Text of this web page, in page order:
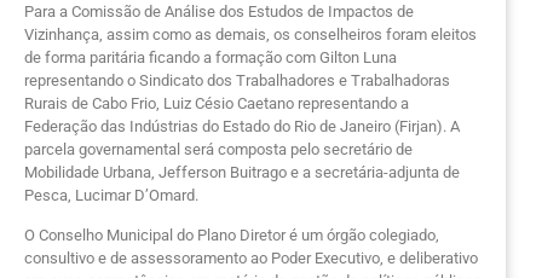
Para a Comissão de Análise dos Estudos de Impactos de
Vizinhança, assim como as demais, os conselheiros foram eleitos
de forma paritária ficando a formação com Gilton Luna
representando o Sindicato dos Trabalhadores e Trabalhadoras
Rurais de Cabo Frio, Luiz Césio Caetano representando a
Federação das Indústrias do Estado do Rio de Janeiro (Firjan). A
parcela governamental será composta pelo secretário de
Mobilidade Urbana, Jefferson Buitrago e a secretária-adjunta de
Pesca, Lucimar D’Omard.
O Conselho Municipal do Plano Diretor é um órgão colegiado,
consultivo e de assessoramento ao Poder Executivo, e deliberativo